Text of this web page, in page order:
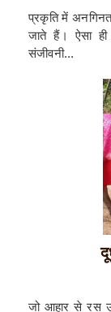
प्रकृति में
जाते हैं। ऐसा
संजीवनी...
जो आहार से रस